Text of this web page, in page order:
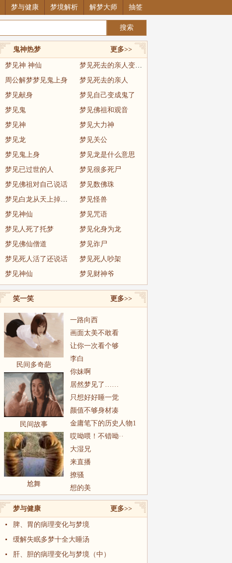
梦与健康 梦境解析 解梦大师 抽签
更多>>
鬼神热梦
梦见神 神仙
梦见死去的亲人变成僵尸
周公解梦梦见鬼上身
梦见死去的亲人
梦见献身
梦见自己变成鬼了
梦见鬼
梦见佛祖和观音
梦见神
梦见大力神
梦见龙
梦见关公
梦见鬼上身
梦见龙是什么意思
梦见已过世的人
梦见很多死尸
梦见佛祖对自己说话
梦见数佛珠
梦见白龙从天上掉下来
梦见怪兽
梦见神仙
梦见咒语
梦见人死了托梦
梦见化身为龙
梦见佛仙僧道
梦见诈尸
梦见死人活了还说话
梦见死人吵架
梦见神仙
梦见财神爷
更多>>
笑一笑
民间多奇葩
民间故事
尬舞
一路向西
画面太美不敢看
让你一次看个够
李白
你妹啊
居然梦见了……
只想好好睡一觉
颜值不够身材凑
金庸笔下的历史人物1
哎呦喂！不错呦··
大湿兄
来直播
撩骚
想的美
更多>>
梦与健康
脾、胃的病理变化与梦境
缓解失眠多梦十全大睡汤
肝、胆的病理变化与梦境（中）